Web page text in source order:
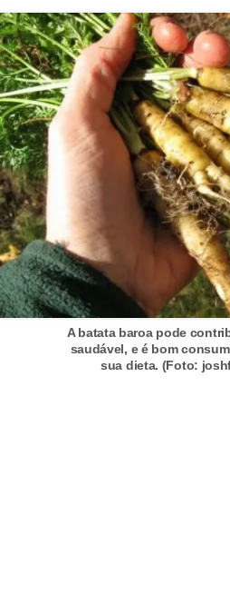
A batata baroa pode
saudável, e é bom
sua dieta. (Foto: